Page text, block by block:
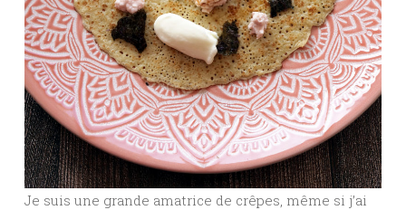
Je suis une grande amatrice de crêpes, même si j’ai